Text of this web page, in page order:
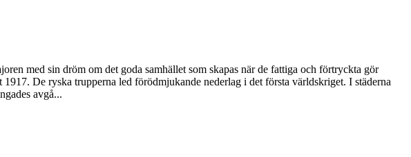
med sin dröm om det goda samhället som skapas när de fattiga och förtryckta gör
De ryska trupperna led förödmjukande nederlag i det första världskriget. I städerna
avgå...